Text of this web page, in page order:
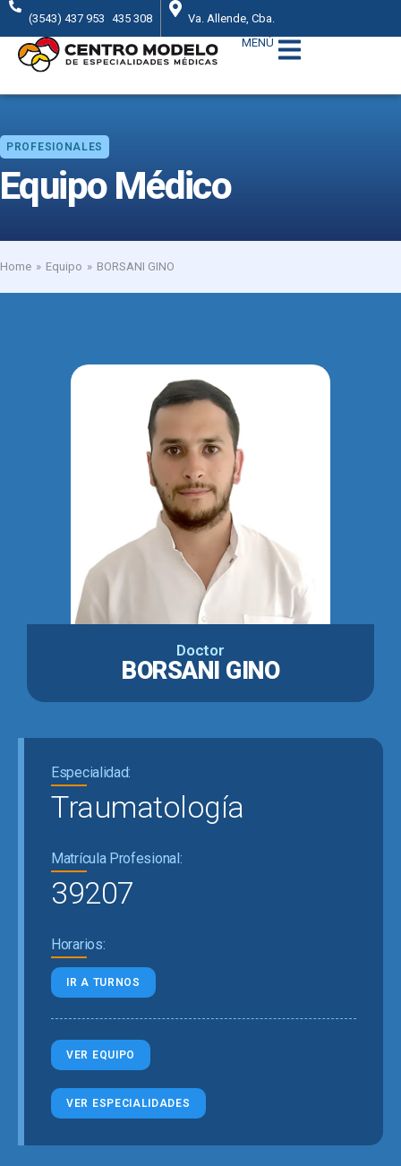
(3543) 437 953 435 308
Va. Allende, Cba.
MENÚ
PROFESIONALES
Equipo Médico
You are here:
Home Equipo BORSANI GINO
Doctor
BORSANI GINO
Especialidad:
Traumatología
Matrícula Profesional:
39207
Horarios:
IR A TURNOS
VER EQUIPO
VER ESPECIALIDADES